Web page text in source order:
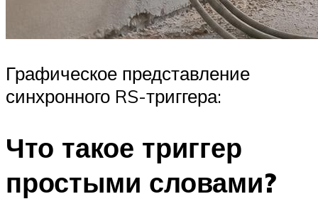
Графическое представление
синхронного RS-триггера:
Что такое триггер
простыми словами?